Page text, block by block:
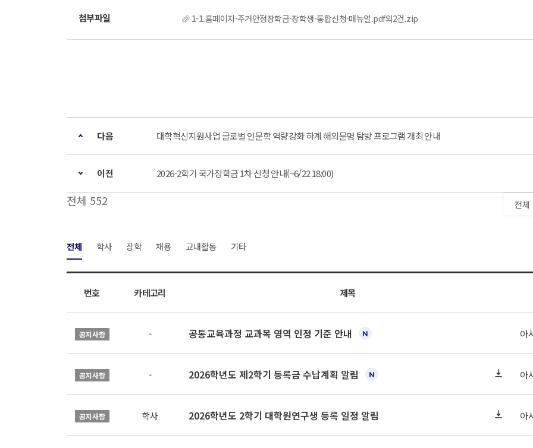
1-1.홈페이지-주거안정장학금-장학생-통합신청-매뉴얼.pdf외2건.zip
다음 대학혁신지원사업 글로벌 인문학 역량강화 하계 해외문명 탐방 프로그램 개최 안내
이전 2026-2학기 국가장학금 1차 신청 안내(~6/22 18:00)
전체 552
전체 학사 장학 채용 교내활동 기타
번호 카테고리 제목
공지사항 - 공통교육과정 교과목 영역 인정 기준 안내 아
공지사항 - 2026학년도 제2학기 등록금 수납계획 알림 아
공지사항 학사 2026학년도 2학기 대학원연구생 등록 일정 알림 아